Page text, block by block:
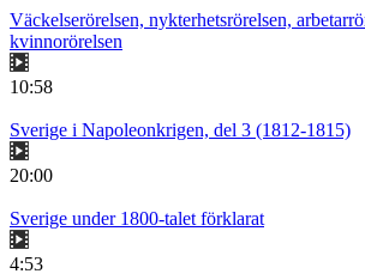
Väckelserörelsen, nykterhetsrörelsen,
kvinnorörelsen
10:58
Sverige i Napoleonkrigen, del 3 (1812-1815)
20:00
Sverige under 1800-talet förklarat
4:53